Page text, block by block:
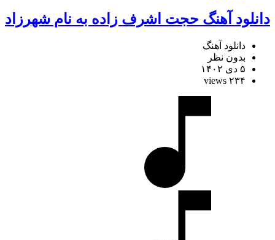
دانلود آهنگ حجت اشرف زاده به نام شهرزاد
دانلود آهنگ
بدون نظر
۵ دی ۱۴۰۲
۲۳۴ views